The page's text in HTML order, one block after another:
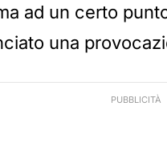
ad un certo
una